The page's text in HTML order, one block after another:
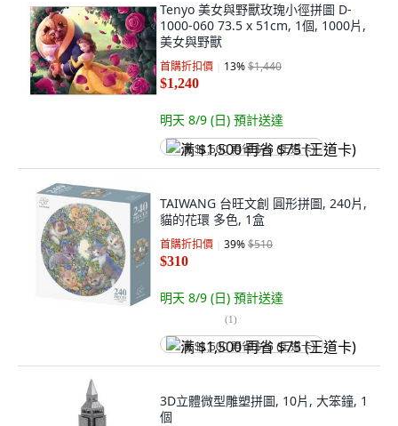
Tenyo 美女與野獸玫瑰小徑拼圖 D-
1000-060 73.5 x 51cm, 1個, 1000片,
美女與野獸
首購折扣價 13%$1,440
$1,240
明天 8/9 (日) 預計送達
满 $1,500 再省 $75 (王道卡)
TAIWANG 台旺文創 圓形拼圖, 240片,
貓的花環 多色, 1盒
首購折扣價 39%$510
$310
明天 8/9 (日) 預計送達
(1)
满 $1,500 再省 $75 (王道卡)
3D立體微型雕塑拼圖, 10片, 大笨鐘, 1
個